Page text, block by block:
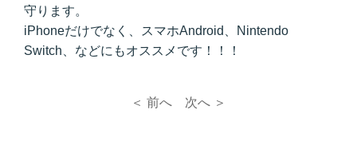
守ります。
iPhoneだけでなく、スマホAndroid、Nintendo
Switch、などにもオススメです！！！
＜ 前へ 次へ ＞